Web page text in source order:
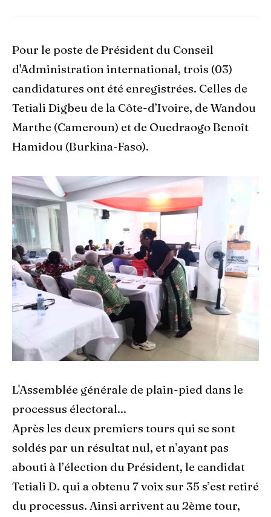
Pour le poste de Président du Conseil
d'Administration international, trois (03)
candidatures ont été enregistrées. Celles de
Tetiali Digbeu de la Côte-d’Ivoire, de Wandou
Marthe (Cameroun) et de Ouedraogo Benoît
Hamidou (Burkina-Faso).
L'Assemblée générale de plain-pied dans le
processus électoral...
Après les deux premiers tours qui se sont
soldés par un résultat nul, et n’ayant pas
abouti à l’élection du Président, le candidat
Tetiali D. qui a obtenu 7 voix sur 35 s’est retiré
du processus. Ainsi arrivent au 2ème tour,